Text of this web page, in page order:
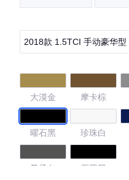
2018款 1.5TCI 手动豪华型
大漠金 摩卡棕
曜石黑 珍珠白
量子灰 石墨黑